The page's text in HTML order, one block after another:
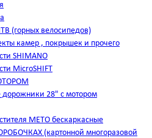
(горных велосипедов)
камер , покрышек и прочего
SHIMANO
MicroSHIFT
28" с мотором
METO бескаркасные
(картонной многоразовой